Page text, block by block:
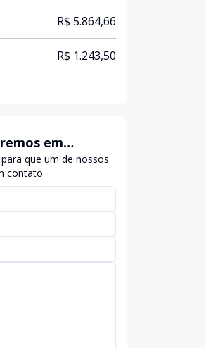
R$ 5.864,66
R$ 1.243,50
em
que um de nossos
contato